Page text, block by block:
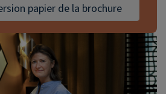
papier de la brochure